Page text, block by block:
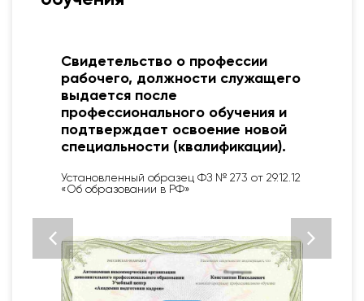
Свидетельство о профессии
рабочего, должности служащего
выдается после
профессионального обучения и
подтверждает освоение новой
специальности (квалификации).
Установленный образец ФЗ № 273 от 29.12.12
«Об образовании в РФ»